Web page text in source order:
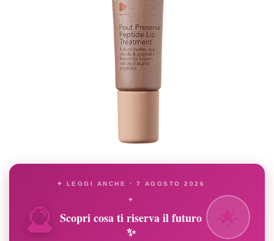
🔮
✦ LEGGI ANCHE · 7 AGOSTO 2026
✦
Scopri cosa ti riserva il futuro
✨